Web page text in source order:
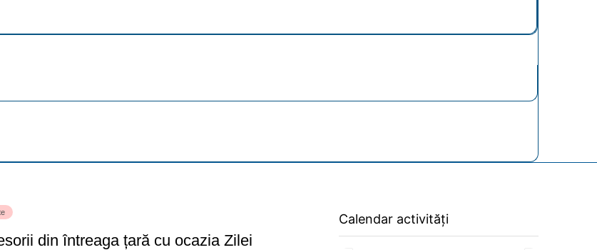
din întreaga țară cu ocazia Zilei
Calendar activități